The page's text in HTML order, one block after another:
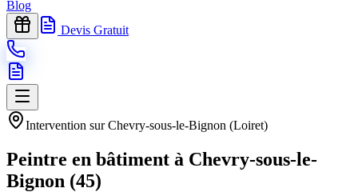
Blog
Devis Gratuit
Intervention surChevry-sous-le-Bignon (Loiret)
Peintre en bâtiment à Chevry-sous-le-
Bignon (45)